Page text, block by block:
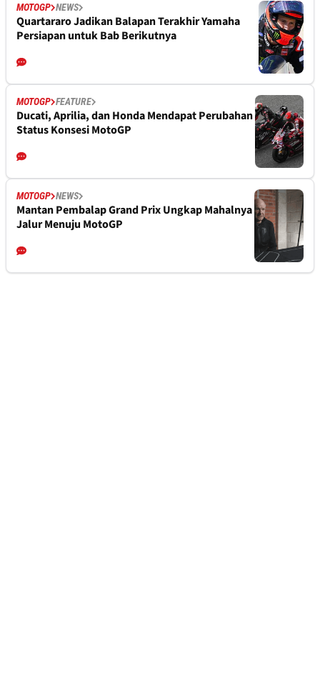
MOTOGP NEWS
Quartararo Jadikan Balapan Terakhir Yamaha
Persiapan untuk Bab Berikutnya
MOTOGP FEATURE
Ducati, Aprilia, dan Honda Mendapat Perubahan
Status Konsesi MotoGP
MOTOGP NEWS
Mantan Pembalap Grand Prix Ungkap Mahalnya
Jalur Menuju MotoGP